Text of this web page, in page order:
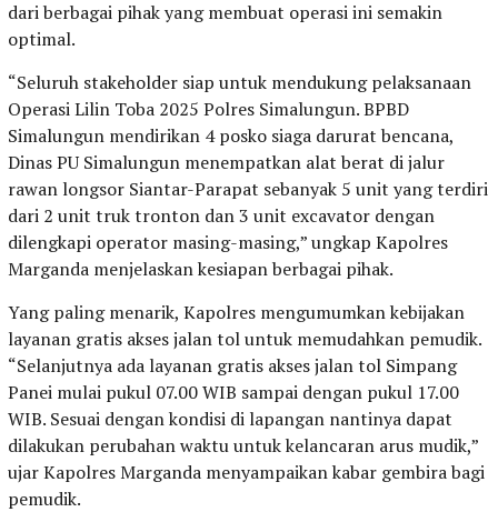
dari berbagai pihak yang membuat operasi ini semakin
optimal.
“Seluruh stakeholder siap untuk mendukung pelaksanaan
Operasi Lilin Toba 2025 Polres Simalungun. BPBD
Simalungun mendirikan 4 posko siaga darurat bencana,
Dinas PU Simalungun menempatkan alat berat di jalur
rawan longsor Siantar-Parapat sebanyak 5 unit yang terdiri
dari 2 unit truk tronton dan 3 unit excavator dengan
dilengkapi operator masing-masing,” ungkap Kapolres
Marganda menjelaskan kesiapan berbagai pihak.
Yang paling menarik, Kapolres mengumumkan kebijakan
layanan gratis akses jalan tol untuk memudahkan pemudik.
“Selanjutnya ada layanan gratis akses jalan tol Simpang
Panei mulai pukul 07.00 WIB sampai dengan pukul 17.00
WIB. Sesuai dengan kondisi di lapangan nantinya dapat
dilakukan perubahan waktu untuk kelancaran arus mudik,”
ujar Kapolres Marganda menyampaikan kabar gembira bagi
pemudik.